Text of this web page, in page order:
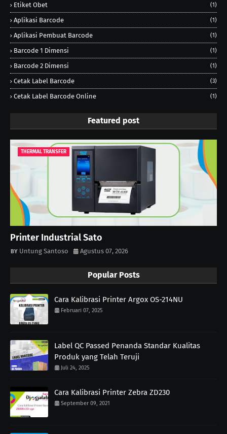
Etiket Obet (1)
Aplikasi Barcode (1)
Aplikasi Pembuat Barcode (1)
Barcode 1 Dimensi (1)
Barcode 2 Dimensi (1)
Cetak Label Barcode (3)
Cetak Label Barcode Online (1)
Featured post
THERMAL TRANSFER
Printer Industrial Sato
Untung Santoso Agustus 07, 2026
Popular Posts
Cara Kalibrasi Printer Argox OS-214NU
Februari 07, 2025
Label QC Passed Penanda Standar Kualitas
Produk yang Telah Teruji
Juli 24, 2025
Cara Kalibrasi Printer Zebra ZD230
September 09, 2021